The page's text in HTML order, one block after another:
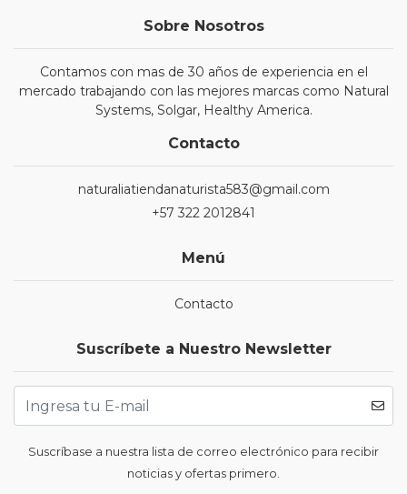
Sobre Nosotros
Contamos con mas de 30 años de experiencia en el
mercado trabajando con las mejores marcas como Natural
Systems, Solgar, Healthy America.
Contacto
naturaliatiendanaturista583@gmail.com
+57 322 2012841
Menú
Contacto
Suscríbete a Nuestro Newsletter
Suscríbase a nuestra lista de correo electrónico para recibir
noticias y ofertas primero.